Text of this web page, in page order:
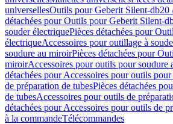
universellesOutils pour Geberit Silent-db20
détachées pour Outils pour Geberit Silent-
souder électriquePièces détachées pour
électriqueAccessoires pour outillage à
soudure au miroirPièces détachées pour
miroirAccessoires pour outils pour soudure
détachées pour Accessoires pour outils
de préparation de tubesPièces détachées
de tubesAccessoires pour outils de
détachées pour Accessoires pour outils de
à la commandeTélécommandes